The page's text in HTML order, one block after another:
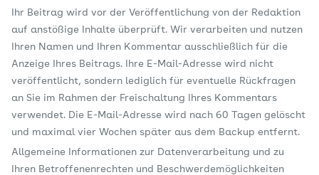
Ihr Beitrag wird vor der Veröffentlichung von der Redaktion
auf anstößige Inhalte überprüft. Wir verarbeiten und nutzen
Ihren Namen und Ihren Kommentar ausschließlich für die
Anzeige Ihres Beitrags. Ihre E-Mail-Adresse wird nicht
veröffentlicht, sondern lediglich für eventuelle Rückfragen
an Sie im Rahmen der Freischaltung Ihres Kommentars
verwendet. Die E-Mail-Adresse wird nach 60 Tagen gelöscht
und maximal vier Wochen später aus dem Backup entfernt.
Allgemeine Informationen zur Datenverarbeitung und zu
Ihren Betroffenenrechten und Beschwerdemöglichkeiten